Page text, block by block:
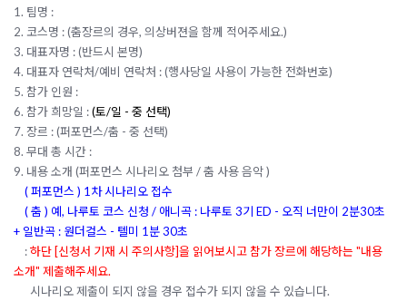
1. 팀명 :
2. 코스명 :(춤장르의 경우, 의상버젼을 함께 적어주세요.)
3. 대표자명 : (반드시 본명)
4. 대표자 연락처/예비 연락처 : (행사당일 사용이 가능한 전화번호)
5. 참가 인원 :
6. 참가 희망일 :(토/일 - 중 선택)
7. 장르 : (퍼포먼스/춤 - 중 선택)
8. 무대 총 시간 :
9. 내용 소개 (퍼포먼스 시나리오 첨부 / 춤 사용 음악 )
( 퍼포먼스 ) 1차 시나리오 접수
( 춤 ) 예, 나루토 코스 신청 / 애니곡 : 나루토 3기 ED - 오직 너만이 2분30초
+ 일반곡 : 원더걸스 - 텔미 1분 30초
:하단 [신청서 기재 시 주의사항]을 읽어보시고 참가 장르에 해당하는 "내용
소개" 제출해주세요.
시나리오 제출이 되지 않을 경우 접수가 되지 않을 수 있습니다.